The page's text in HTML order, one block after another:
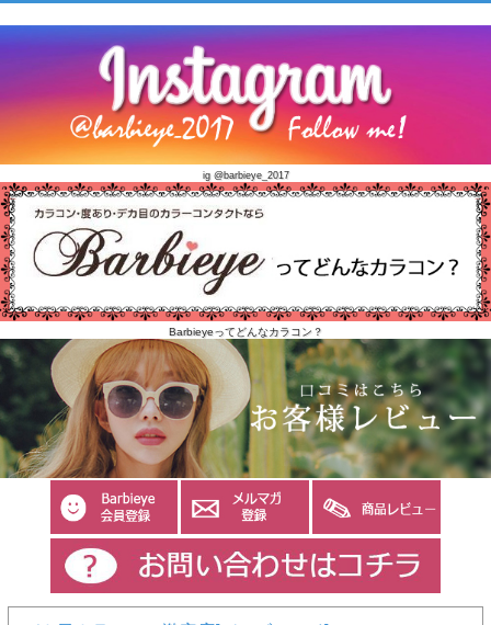
ig @barbieye_2017
Barbieyeってどんなカラコン？